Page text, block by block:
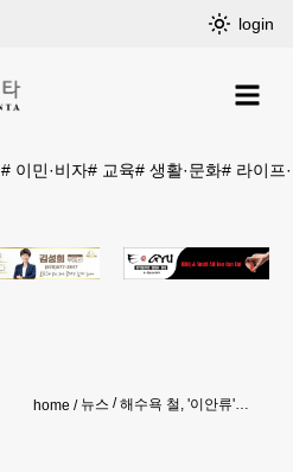
login
# 이민·비자# 교육# 생활·문화# 라이프
home 뉴스 해수욕 철, '이안류'를 만났을 때 대처법